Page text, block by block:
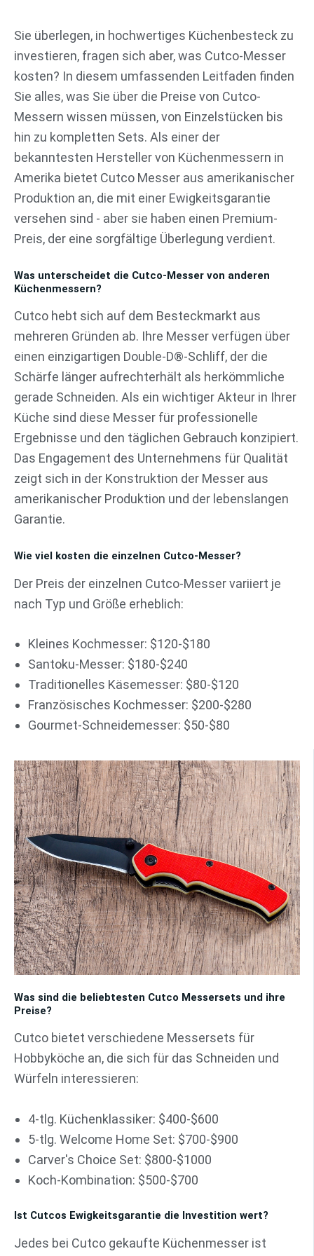
Inhalt
springen
Sie überlegen, in hochwertiges Küchenbesteck zu
investieren, fragen sich aber, was Cutco-Messer
kosten? In diesem umfassenden Leitfaden finden
Sie alles, was Sie über die Preise von Cutco-
Messern wissen müssen, von Einzelstücken bis
hin zu kompletten Sets. Als einer der
bekanntesten Hersteller von Küchenmessern in
Amerika bietet Cutco Messer aus amerikanischer
Produktion an, die mit einer Ewigkeitsgarantie
versehen sind - aber sie haben einen Premium-
Preis, der eine sorgfältige Überlegung verdient.
Was unterscheidet die Cutco-Messer von anderen
Küchenmessern?
Cutco hebt sich auf dem Besteckmarkt aus
mehreren Gründen ab. Ihre Messer verfügen über
einen einzigartigen Double-D®-Schliff, der die
Schärfe länger aufrechterhält als herkömmliche
gerade Schneiden. Als ein wichtiger Akteur in Ihrer
Küche sind diese Messer für professionelle
Ergebnisse und den täglichen Gebrauch konzipiert.
Das Engagement des Unternehmens für Qualität
zeigt sich in der Konstruktion der Messer aus
amerikanischer Produktion und der lebenslangen
Garantie.
Wie viel kosten die einzelnen Cutco-Messer?
Der Preis der einzelnen Cutco-Messer variiert je
nach Typ und Größe erheblich:
Kleines Kochmesser: $120-$180
Santoku-Messer: $180-$240
Traditionelles Käsemesser: $80-$120
Französisches Kochmesser: $200-$280
Gourmet-Schneidemesser: $50-$80
Was sind die beliebtesten Cutco Messersets und ihre
Preise?
Cutco bietet verschiedene Messersets für
Hobbyköche an, die sich für das Schneiden und
Würfeln interessieren:
4-tlg. Küchenklassiker: $400-$600
5-tlg. Welcome Home Set: $700-$900
Carver's Choice Set: $800-$1000
Koch-Kombination: $500-$700
Ist Cutcos Ewigkeitsgarantie die Investition wert?
Jedes bei Cutco gekaufte Küchenmesser ist